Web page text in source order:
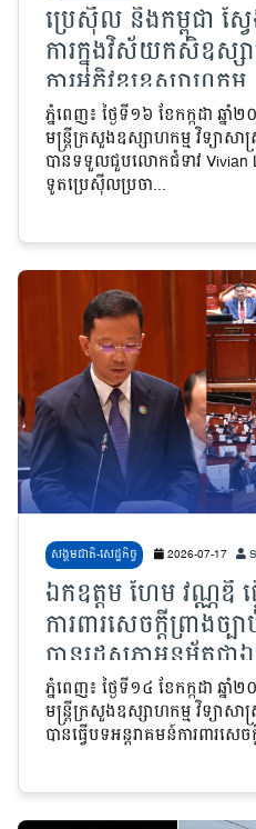
ប្រេស៊ីល និងកម្ពុជា ស្វ
ការក្នុងវិស័យកសិឧស្សា
ការអភិវឌ្ឍឧស្សាហកម្ម
ភ្នំពេញ៖ ថ្ងៃទី១៦ ខែកក្កដា ឆ្ន
មន្ត្រីក្រសួងឧស្សាហកម្ម វិទ្យាសាស្
បានទទួលជួបលោកជំទាវ Vivian
ទូតប្រេស៊ីលប្រចា...
សង្គមជាតិ-សេដ្ឋកិច្ច 2026-07-17
ឯកឧត្តម ហែម វណ្ណឌី ធ្
ការពារសេចក្តីព្រាង
បានរដ្ឋសភាអនុម័តជាឯ
ភ្នំពេញ៖ ថ្ងៃទី១៤ ខែកក្កដា ឆ្នាំ
មន្ត្រីក្រសួងឧស្សាហកម្ម វិទ្យាសាស្
បានធ្វើបទអន្តរាគមន៍ការពារស